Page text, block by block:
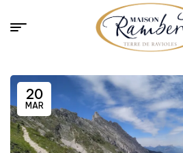
20
MAR